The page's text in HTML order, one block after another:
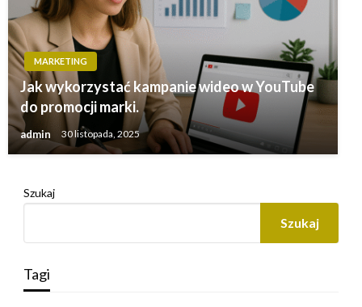
MARKETING
Jak wykorzystać kampanie wideo w YouTube
do promocji marki.
admin 30 listopada, 2025
Szukaj
Szukaj
Tagi